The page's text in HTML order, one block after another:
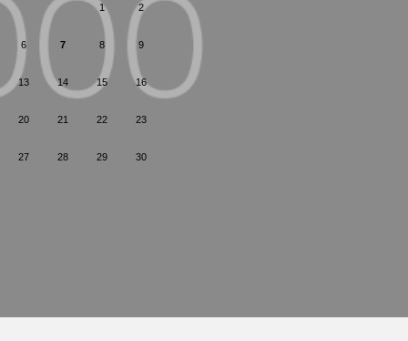
1 2
6 7 8 9
13 14 15 16
20 21 22 23
27 28 29 30